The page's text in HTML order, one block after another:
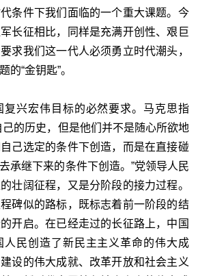
条件下我们面临的一个重大课题。今
长征相比，同样是充满开创性、艰巨
求我们这一代人必须勇立时代潮头，
的“金钥匙”。
复兴宏伟目标的必然要求。马克思指
己的历史，但是他们并不是随心所欲地
己选定的条件下创造，而是在直接碰
承继下来的条件下创造。”党领导人民
壮阔征程，又是分阶段的接力过程。
碑似的路标，既标志着前一阶段的结
开启。在已经走过的长征路上，中国
人民创造了新民主主义革命的伟大成
设的伟大成就、改革开放和社会主义